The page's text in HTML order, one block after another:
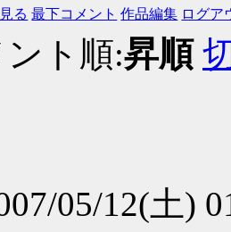
る 最下コメント 作品編集 ログア
ト順:昇順
05/12(土)